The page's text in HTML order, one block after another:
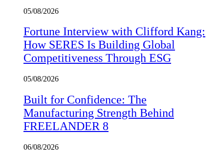
05/08/2026
Fortune Interview with Clifford Kang:
How SERES Is Building Global
Competitiveness Through ESG
05/08/2026
Built for Confidence: The
Manufacturing Strength Behind
FREELANDER 8
06/08/2026